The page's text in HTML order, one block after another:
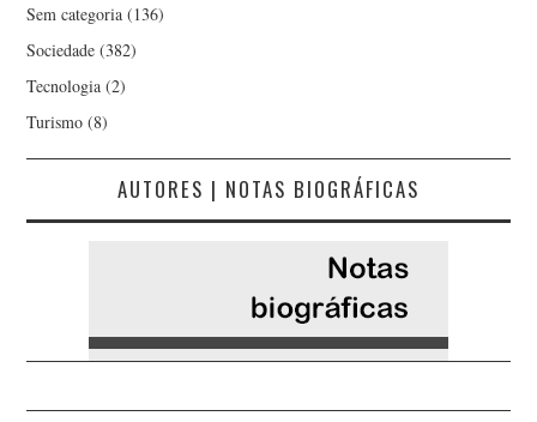
Sem categoria (136)
Sociedade (382)
Tecnologia (2)
Turismo (8)
AUTORES | NOTAS BIOGRÁFICAS